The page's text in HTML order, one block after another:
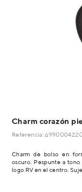
Charm corazón
Referencia:
Charm de bolso en
oscuro. Pespunte a
logo RV en el centro.